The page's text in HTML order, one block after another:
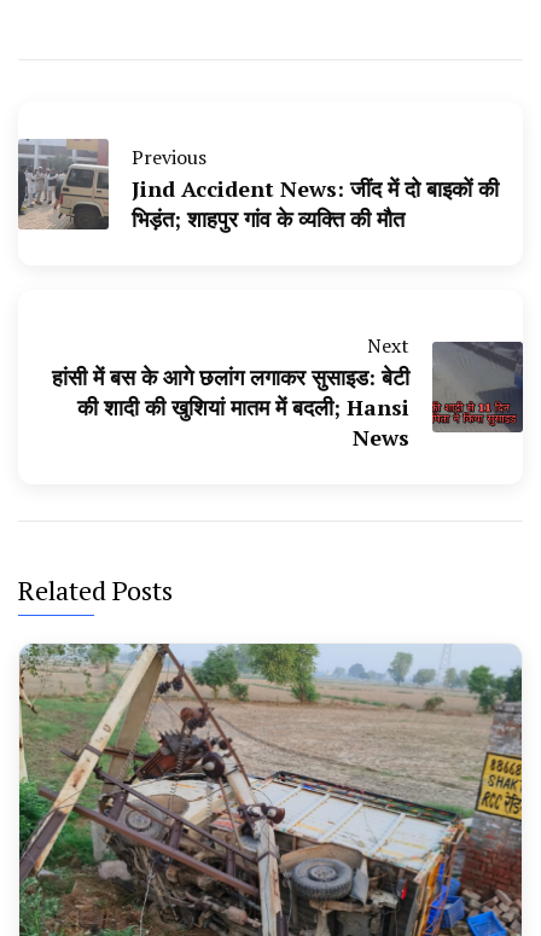
Previous
Jind Accident News: जींद में दो बाइकों की
भिड़ंत; शाहपुर गांव के व्यक्ति की मौत
Next
हांसी में बस के आगे छलांग लगाकर सुसाइड: बेटी
की शादी की खुशियां मातम में बदली; Hansi
News
Related Posts